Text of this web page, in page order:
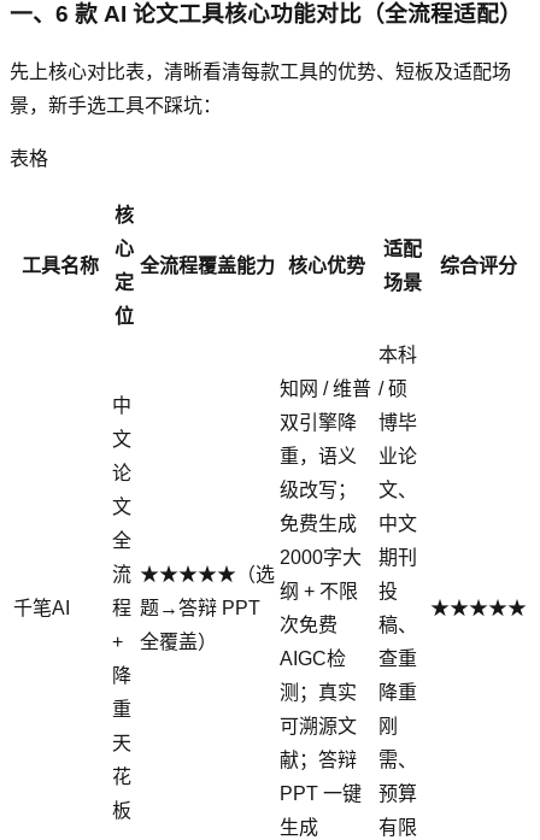
一、6 款 AI 论文工具核心功能对比（全流程适配）
先上核心对比表，清晰看清每款工具的优势、短板及适配场
景，新手选工具不踩坑：
表格
工具名称
核
心
定
位
全流程覆盖能力 核心优势
适配
场景
综合评分
千笔AI
中
文
论
文
全
流
程
+
降
重
天
花
板
★★★★★（选
题→答辩 PPT
全覆盖）
知网 / 维普
双引擎降
重，语义
级改写；
免费生成
2000字大
纲 + 不限
次免费
AIGC检
测；真实
可溯源文
献；答辩
PPT 一键
生成
本科
/ 硕
博毕
业论
文、
中文
期刊
投
稿、
查重
降重
刚
需、
预算
有限
★★★★★